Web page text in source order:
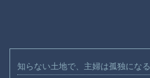
知らない土地で、主婦は孤独になる